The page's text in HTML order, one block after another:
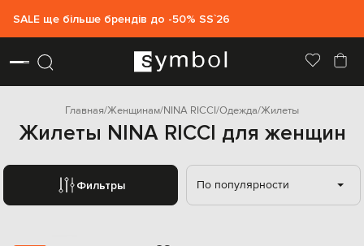
SALE ще більше брендів до -50% SS`26
Главная Женщинам NINA RICCI Одежда Жилеты
Жилеты NINA RICCI для женщин
Фильтры По популярности